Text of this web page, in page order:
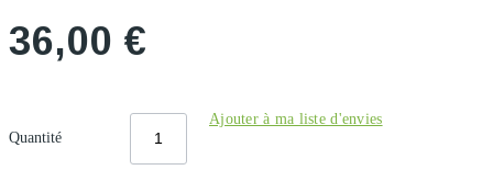
36,00 €
Quantité
Ajouter à ma liste d'envies